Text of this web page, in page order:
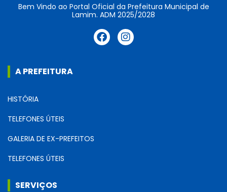
Bem Vindo ao Portal Oficial da Prefeitura Municipal de
Lamim. ADM 2025/2028
A PREFEITURA
HISTÓRIA
TELEFONES ÚTEIS
GALERIA DE EX-PREFEITOS
TELEFONES ÚTEIS
SERVIÇOS